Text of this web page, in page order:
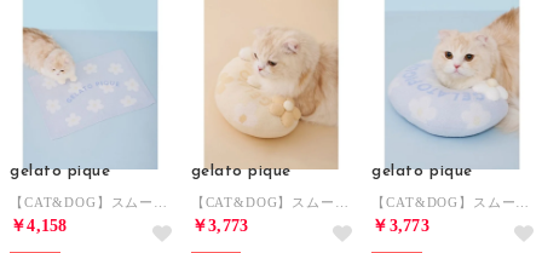
gelato pique
￥4,158
gelato pique
￥3,773
gelato pique
￥3,773